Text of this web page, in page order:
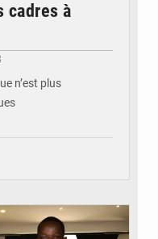
cadres à
n’est plus